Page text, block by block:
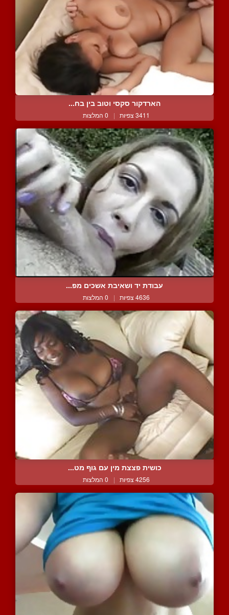
הארדקור סקסי וטוב בין בח...
3411 צפיות | 0 המלצות
עבודת יד ושאיבת אשכים מפ...
4636 צפיות | 0 המלצות
כושית פצצת מין עם גוף מט...
4256 צפיות | 0 המלצות